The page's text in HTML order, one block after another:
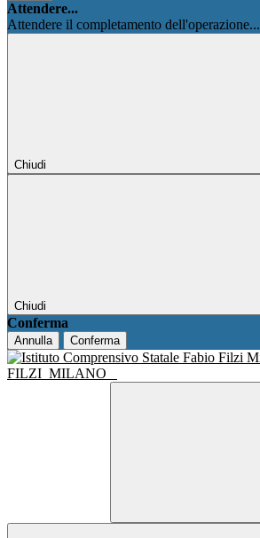
Attendere...
Attendere il completamento dell'operazione...
Chiudi
Chiudi
Conferma
Annulla Conferma
FILZI MILANO